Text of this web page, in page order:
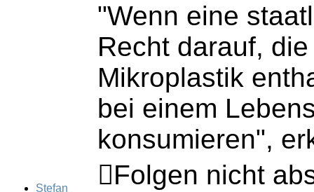
Stefan
"Wenn eine
Recht darauf,
Mikroplastik
bei einem
konsumieren",
Folgen nicht